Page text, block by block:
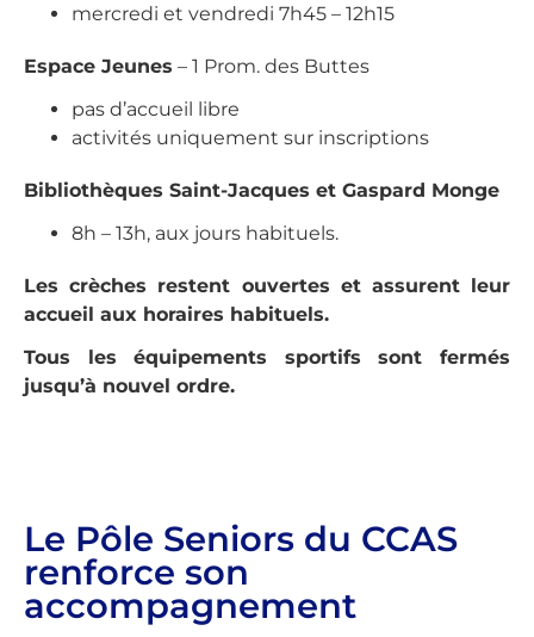
mercredi et vendredi 7h45 – 12h15
Espace Jeunes – 1 Prom. des Buttes
pas d’accueil libre
activités uniquement sur inscriptions
Bibliothèques Saint-Jacques et Gaspard Monge
8h – 13h, aux jours habituels.
Les crèches restent ouvertes et assurent leur
accueil aux horaires habituels.
Tous les équipements sportifs sont fermés
jusqu’à nouvel ordre.
Le Pôle Seniors du CCAS
renforce son
accompagnement